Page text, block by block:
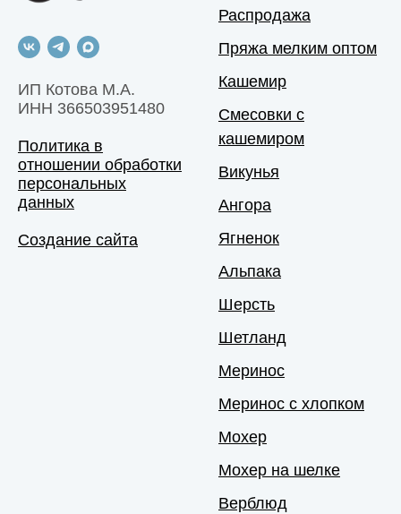
ИП Котова М.А.
ИНН 366503951480
Политика в
отношении обработки
персональных
данных
Создание сайта
Распродажа
Пряжа мелким оптом
Кашемир
Смесовки с
кашемиром
Викунья
Ангора
Ягненок
Альпака
Шерсть
Шетланд
Меринос
Меринос с хлопком
Мохер
Мохер на шелке
Верблюд